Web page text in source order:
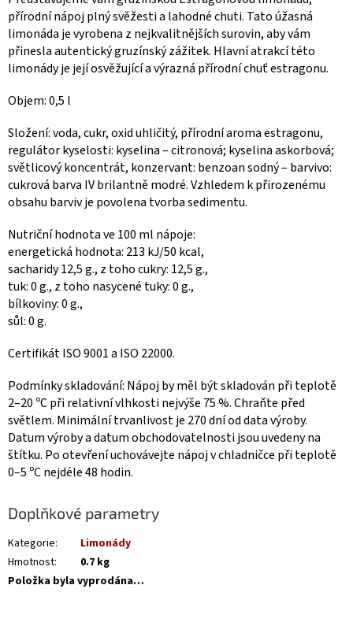
přírodní nápoj plný svěžesti a lahodné chuti. Tato úžasná
limonáda je vyrobena z nejkvalitnějších surovin, aby vám
přinesla autentický gruzínský zážitek. Hlavní atrakcí této
limonády je její osvěžující a výrazná přírodní chuť estragonu.
Objem: 0,5 l
Složení: voda, cukr, oxid uhličitý, přírodní aroma estragonu,
regulátor kyselosti: kyselina – citronová; kyselina askorbová;
světlicový koncentrát, konzervant: benzoan sodný – barvivo:
cukrová barva IV brilantně modré. Vzhledem k přirozenému
obsahu barviv je povolena tvorba sedimentu.
Nutriční hodnota ve 100 ml nápoje:
energetická hodnota: 213 kJ/50 kcal,
sacharidy 12,5 g., z toho cukry: 12,5 g.,
tuk: 0 g., z toho nasycené tuky: 0 g.,
bílkoviny: 0 g.,
sůl: 0 g.
Certifikát ISO 9001 a ISO 22000.
Podmínky skladování: Nápoj by měl být skladován při teplotě
2–20 ºС při relativní vlhkosti nejvýše 75 %. Chraňte před
světlem. Minimální trvanlivost je 270 dní od data výroby.
Datum výroby a datum obchodovatelnosti jsou uvedeny na
štítku. Po otevření uchovávejte nápoj v chladničce při teplotě
0–5 ºС nejdéle 48 hodin.
Doplňkové parametry
Kategorie:
Limonády
Hmotnost:
0.7 kg
Položka byla vyprodána…